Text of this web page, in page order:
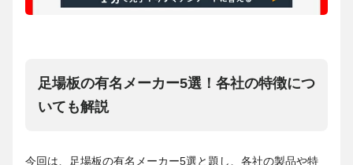
足場板の有名メーカー5選！各社の特徴につ
いても解説
今回は、足場板の有名メーカー5選と題し、各社の製品や特